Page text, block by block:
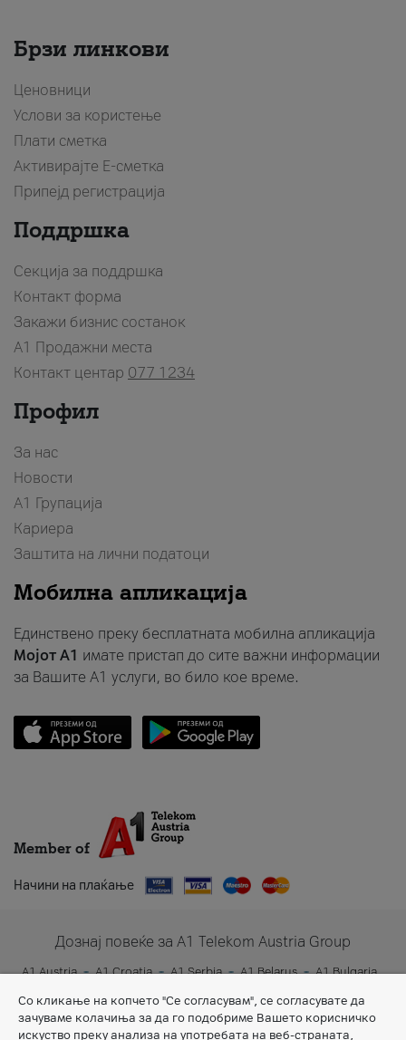
Брзи линкови
Ценовници
Услови за користење
Плати сметка
Активирајте Е-сметка
Припејд регистрација
Поддршка
Секција за поддршка
Контакт форма
Закажи бизнис состанок
A1 Продажни места
Контакт центар 077 1234
Профил
За нас
Новости
А1 Групација
Кариера
Заштита на лични податоци
Мобилна апликација
Единствено преку бесплатната мобилна апликација
Мојот A1 имате пристап до сите важни информации
за Вашите A1 услуги, во било кое време.
Member of
Начини на плаќање
Дознај повеќе за A1 Telekom Austria Group
A1 Austria A1 Croatia A1 Serbia A1 Belarus
A1 Bulgaria
Со кликање на копчето "Се согласувам", се согласувате да
зачуваме колачиња за да го подобриме Вашето корисничко
искуство преку анализа на употребата на веб-страната,